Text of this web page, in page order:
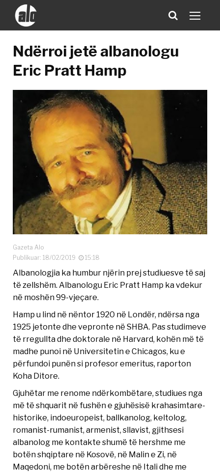
Ndërroi jetë albanologu
Eric Pratt Hamp
Gazeta Alo
Publikuar: 18/02/2019
15:18
Albanologjia ka humbur njërin prej studiuesve të saj
të zellshëm. Albanologu Eric Pratt Hamp ka vdekur
në moshën 99-vjeçare.
Hamp u lind në nëntor 1920 në Londër, ndërsa nga
1925 jetonte dhe vepronte në SHBA. Pas studimeve
të rregullta dhe doktorale në Harvard, kohën më të
madhe punoi në Universitetin e Chicagos, ku e
përfundoi punën si profesor emeritus, raporton
Koha Ditore.
Gjuhëtar me renome ndërkombëtare, studiues nga
më të shquarit në fushën e gjuhësisë krahasimtare-
historike, indoeuropeist, ballkanolog, keltolog,
romanist-rumanist, armenist, sllavist, gjithsesi
albanolog me kontakte shumë të hershme me
botën shqiptare në Kosovë, në Malin e Zi, në
Maqedoni, me botën arbëreshe në Itali dhe me